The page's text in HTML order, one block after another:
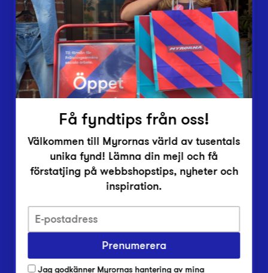
Vårt överskott
Inlämningsplatser
Om Myrorna
Lediga jobb
Pressrum
Integritetsskyddspolicy
Har du frågor om onlineköp, leverans eller retur?
Få fyndtips från oss!
Välkommen till Myrornas värld av tusentals
unika fynd! Lämna din mejl och få
förstatjing på webbshopstips, nyheter och
inspiration.
Prenumerera
Jag godkänner Myrornas hantering av mina